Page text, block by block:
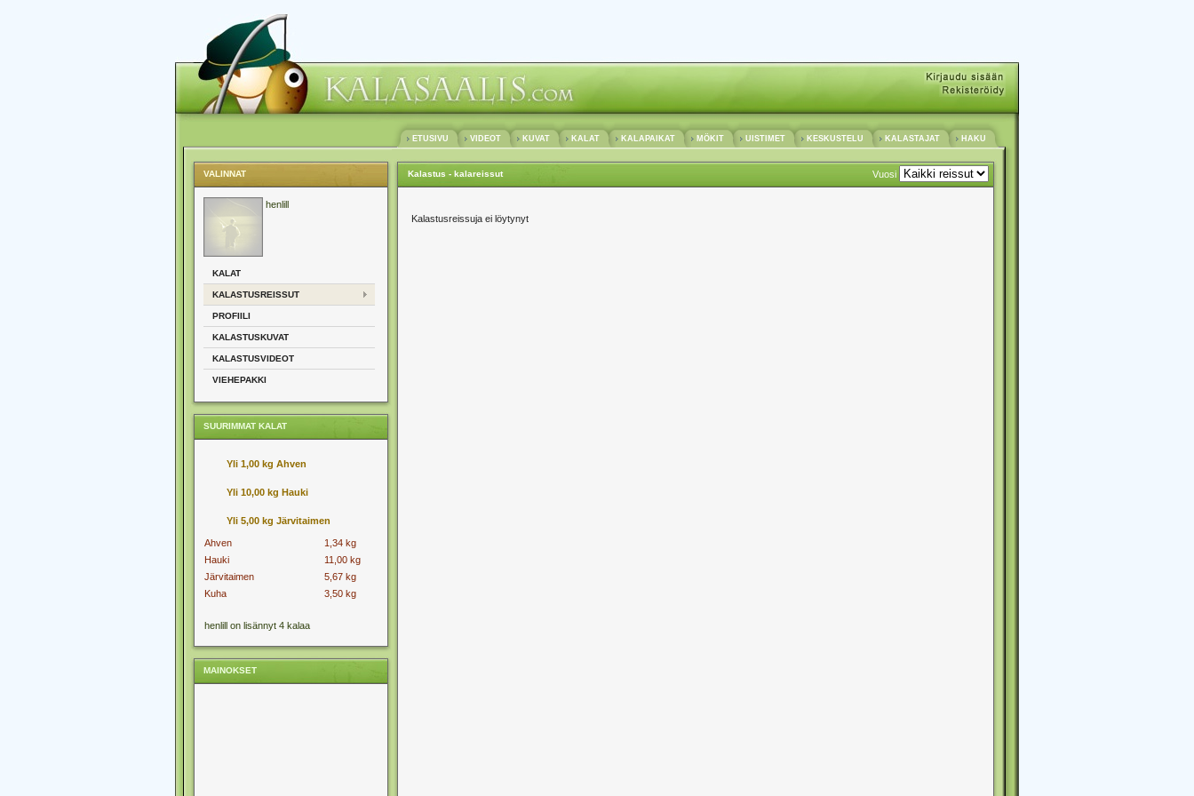
ETUSIVU VIDEOT KUVAT KALAT KALAPAIKAT MÖKIT UISTIMET KESKUSTELU KALASTAJAT HAKU
VALINNAT
henlill
KALAT
KALASTUSREISSUT
PROFIILI
KALASTUSKUVAT
KALASTUSVIDEOT
VIEHEPAKKI
SUURIMMAT KALAT
Yli 1,00 kg Ahven
Yli 10,00 kg Hauki
Yli 5,00 kg Järvitaimen
Ahven
1,34 kg
Hauki
11,00 kg
Järvitaimen
5,67 kg
Kuha
3,50 kg
henlill on lisännyt 4 kalaa
MAINOKSET
Kalastus - kalareissut Vuosi
Kalastusreissuja ei löytynyt